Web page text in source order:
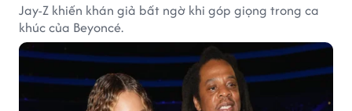
Jay-Z khiến khán giả bất ngờ khi góp giọng trong ca
khúc của Beyoncé.